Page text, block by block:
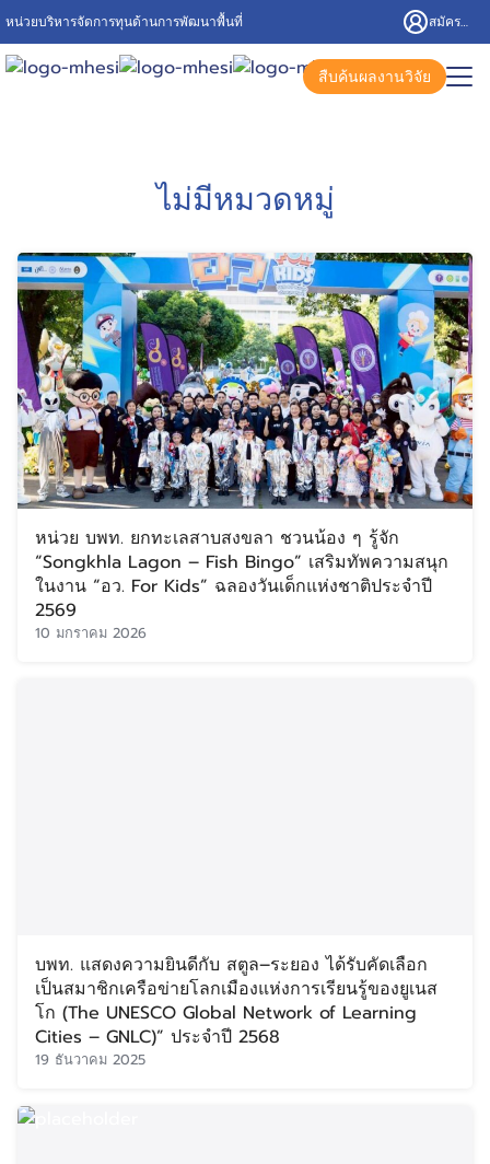
Skip
to
content
หน่วยบริหารจัดการทุนด้านการพัฒนาพื้นที่ สมัครสมาชิก/เข้าสู่ระบบ
สืบค้นผลงานวิจัย
Search
ไม่มีหมวดหมู่
หน่วย บพท. ยกทะเลสาบสงขลา ชวนน้อง ๆ รู้จัก
“Songkhla Lagon – Fish Bingo” เสริมทัพความสนุก
ในงาน “อว. For Kids” ฉลองวันเด็กแห่งชาติประจำปี
2569
10 มกราคม 2026
บพท. แสดงความยินดีกับ สตูล–ระยอง ได้รับคัดเลือก
เป็นสมาชิกเครือข่ายโลกเมืองแห่งการเรียนรู้ของยูเนส
โก (The UNESCO Global Network of Learning
Cities – GNLC)” ประจำปี 2568
19 ธันวาคม 2025